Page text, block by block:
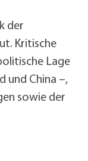
der
Kritische
Lage
und China –,
sowie der